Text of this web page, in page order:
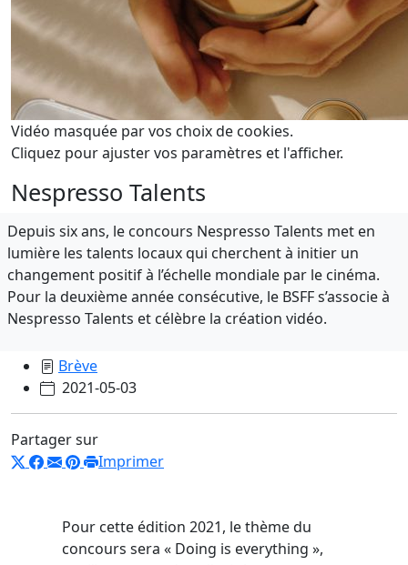
Vidéo masquée par vos choix de cookies.
Cliquez pour ajuster vos paramètres et l'afficher.
Nespresso Talents
Depuis six ans, le concours Nespresso Talents met en
lumière les talents locaux qui cherchent à initier un
changement positif à l’échelle mondiale par le cinéma.
Pour la deuxième année consécutive, le BSFF s’associe à
Nespresso Talents et célèbre la création vidéo.
Brève
2021-05-03
Partager sur
Imprimer
Pour cette édition 2021, le thème du
concours sera « Doing is everything »,